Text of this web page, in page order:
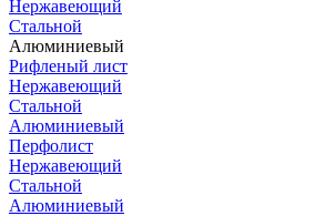
Нержавеющий
Стальной
Алюминиевый
Рифленый лист
Нержавеющий
Стальной
Алюминиевый
Перфолист
Нержавеющий
Стальной
Алюминиевый